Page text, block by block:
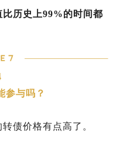
历史上99%的时间都
参与吗？
债价格有点高了。